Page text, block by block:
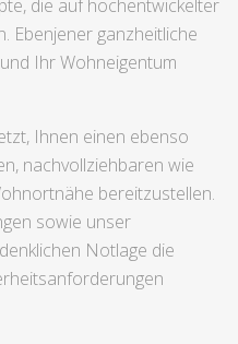
die auf hochentwickelter
Ebenjener ganzheitliche
Ihr Wohneigentum
Ihnen einen ebenso
nachvollziehbaren wie
bereitzustellen.
sowie unser
Notlage die